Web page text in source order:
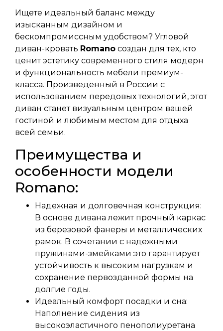
Ищете идеальный баланс между
изысканным дизайном и
бескомпромиссным удобством? Угловой
диван-кровать Romano создан для тех, кто
ценит эстетику современного стиля модерн
и функциональность мебели премиум-
класса. Произведенный в России с
использованием передовых технологий, этот
диван станет визуальным центром вашей
гостиной и любимым местом для отдыха
всей семьи.
Преимущества и
особенности модели
Romano:
Надежная и долговечная конструкция:
В основе дивана лежит прочный каркас
из березовой фанеры и металлических
рамок. В сочетании с надежными
пружинами-змейками это гарантирует
устойчивость к высоким нагрузкам и
сохранение первозданной формы на
долгие годы.
Идеальный комфорт посадки и сна:
Наполнение сидения из
высокоэластичного пенополиуретана